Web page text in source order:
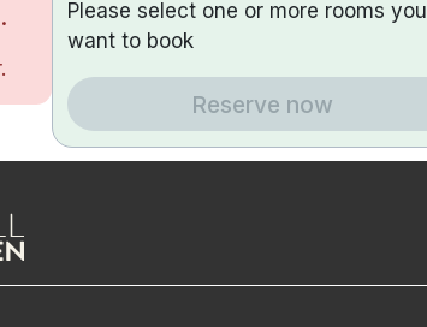
Please select one or more rooms you
want to book
Reserve now